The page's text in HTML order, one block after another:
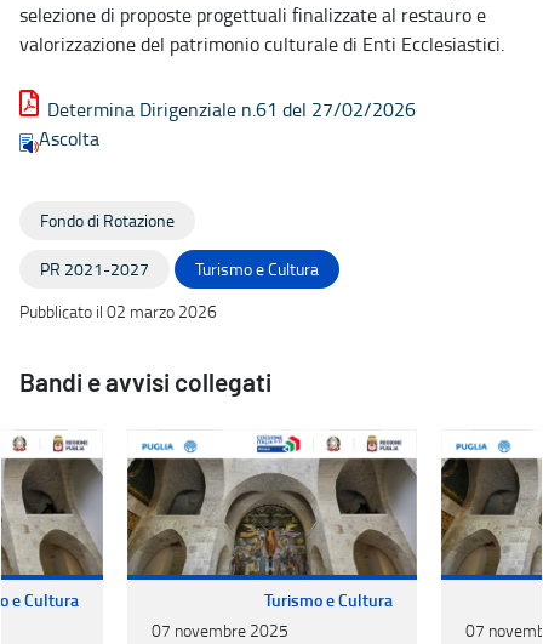
selezione di proposte progettuali finalizzate al restauro e
valorizzazione del patrimonio culturale di Enti Ecclesiastici.
Determina Dirigenziale n.61 del 27/02/2026
Ascolta
Fondo di Rotazione
PR 2021-2027
Turismo e Cultura
Pubblicato il 02 marzo 2026
Bandi e avvisi collegati
e Cultura
Turismo e Cultura
07 novembre 2025
07